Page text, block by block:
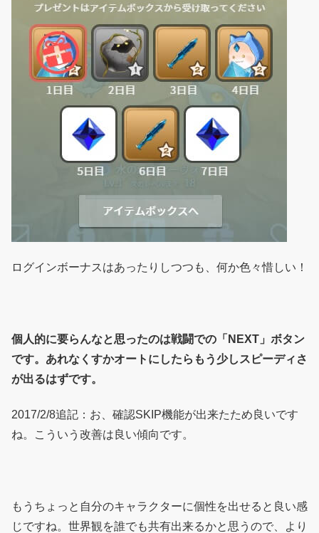
ログインボーナスはあったりしつつも、何か色々惜しい！
個人的に要らんなと思ったのは戦闘での「NEXT」ボタン
です。あれなくすかオートにしたらもう少しスピーディさ
が出るはずです。
2017/2/8追記：お、確認SKIP機能が出来たため良いです
ね。こういう改善は良い傾向です。
もうちょっと自分のキャラクターに個性を出せると良い感
じですね。世界観を誰でも共有出来るかと思うので、より